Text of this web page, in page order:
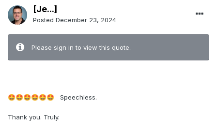
[Je...]
Posted December 23, 2024
Please sign in to view this quote.
🤩🤩🤩🤩🤩🤩 Speechless.
Thank you. Truly.